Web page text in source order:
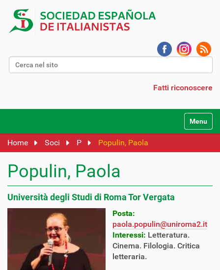
Fatti riconoscere
Alterna
Home Soci P Populin, Paola
Populin, Paola
Università degli Studi di Roma Tor Vergata
Posta:
paola.populin@uniroma2.it
Interessi: Letteratura.
Cinema. Filologia. Critica
letteraria.